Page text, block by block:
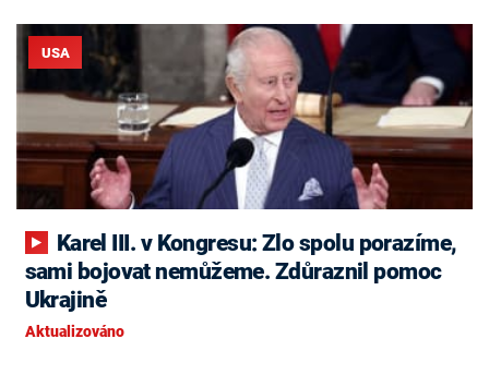
USA
sami bojovat nemůžeme. Zdůraznil pomoc
Ukrajině
Aktualizováno